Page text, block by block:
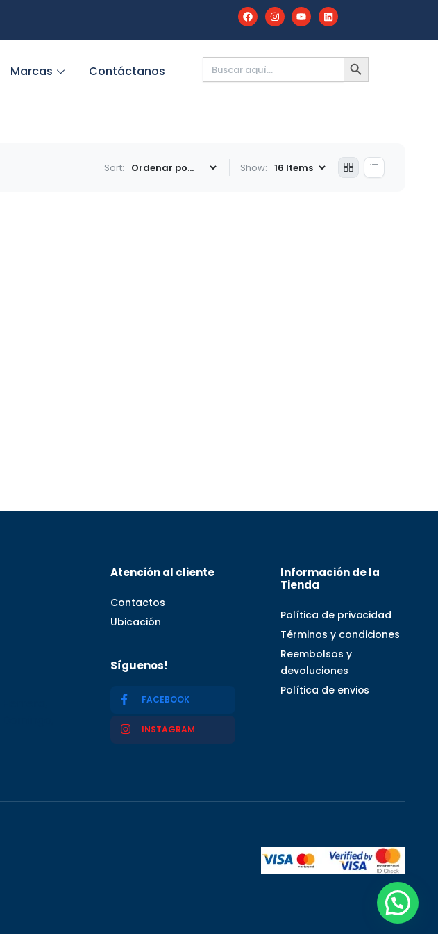
Marcas Contáctanos
Buscar: BOTÓN
DE
BÚSQUEDA
Sort: Show:
Atención al cliente
Contactos
Ubicación
Síguenos!
FACEBOOK
INSTAGRAM
Información de la
Tienda
Política de privacidad
Términos y condiciones
Reembolsos y
devoluciones
Política de envios